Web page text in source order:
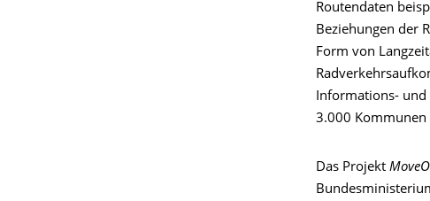
Routendaten
Beziehungen der
Form von
Informations- und
3.000 Kommunen
Das Projekt